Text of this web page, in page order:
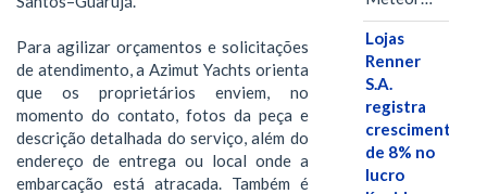
Para agilizar orçamentos e solicitações
de atendimento, a Azimut Yachts orienta
que os proprietários enviem, no
momento do contato, fotos da peça e
descrição detalhada do serviço, além do
endereço de entrega ou local onde a
embarcação está atracada. Também é
Lojas
Renner
S.A.
registra
crescimento
de 8% no
lucro